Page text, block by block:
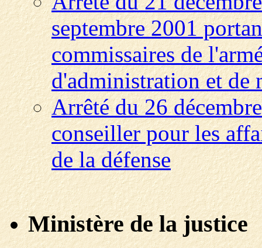
septembre 2001
commissaires de
d'administration et de
Arrêté du 26
conseiller pour les
de la défense
Ministère de la justice